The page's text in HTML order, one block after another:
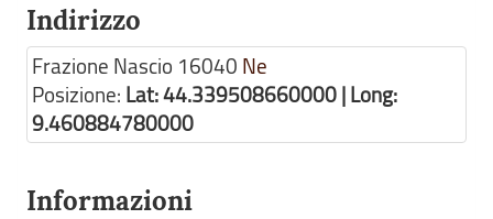
Indirizzo
Frazione Nascio 16040 Ne
Posizione: Lat: 44.339508660000 | Long:
9.460884780000
Informazioni